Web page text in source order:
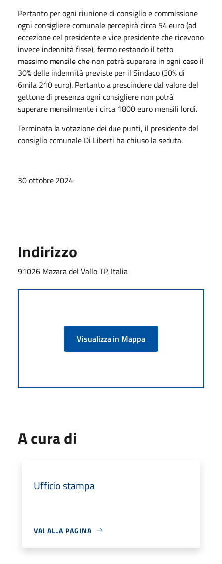
Pertanto per ogni riunione di consiglio e commissione
ogni consigliere comunale percepirà circa 54 euro (ad
eccezione del presidente e vice presidente che ricevono
invece indennità fisse), fermo restando il tetto
massimo mensile che non potrà superare in ogni caso il
30% delle indennità previste per il Sindaco (30% di
6mila 210 euro). Pertanto a prescindere dal valore del
gettone di presenza ogni consigliere non potrà
superare mensilmente i circa 1800 euro mensili lordi.
Terminata la votazione dei due punti, il presidente del
consiglio comunale Di Liberti ha chiuso la seduta.
30 ottobre 2024
Indirizzo
91026 Mazara del Vallo TP, Italia
Visualizza in Mappa
A cura di
Ufficio stampa
VAI ALLA PAGINA